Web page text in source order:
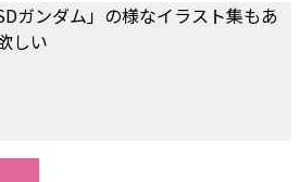
ガンダム」の様なイラスト集もあ
しい